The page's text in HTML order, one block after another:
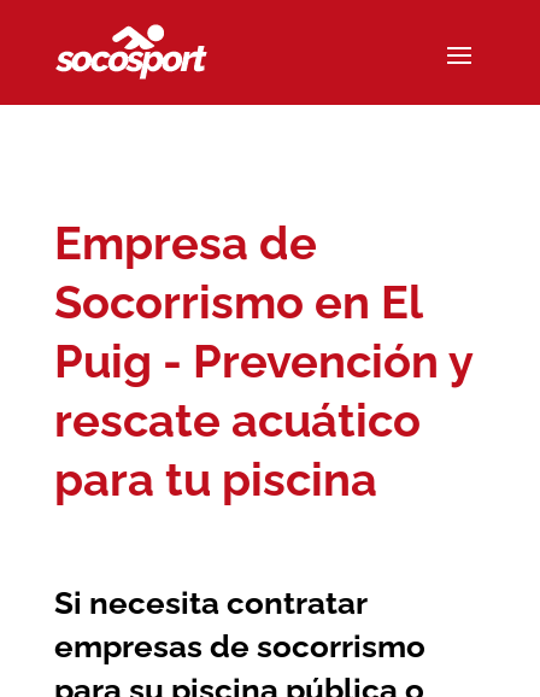
Empresa de
Socorrismo en El
Puig - Prevención y
rescate acuático
para tu piscina
Si necesita contratar
empresas de socorrismo
para su piscina pública o